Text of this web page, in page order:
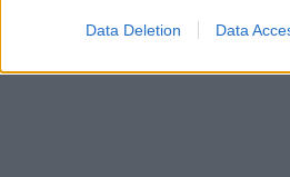
Data Deletion Data